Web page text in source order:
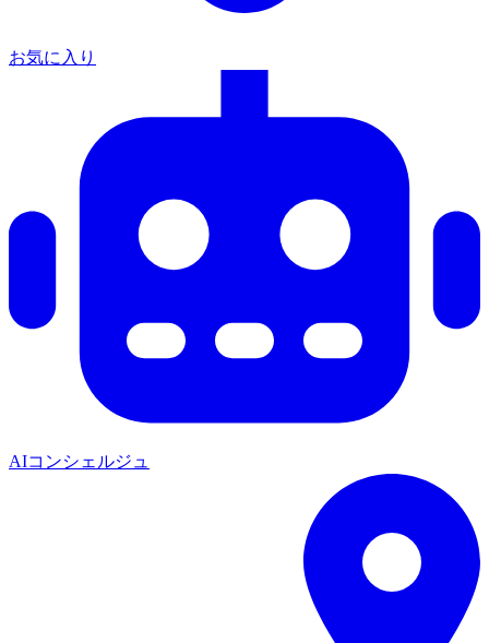
お気に入り
AIコンシェルジュ